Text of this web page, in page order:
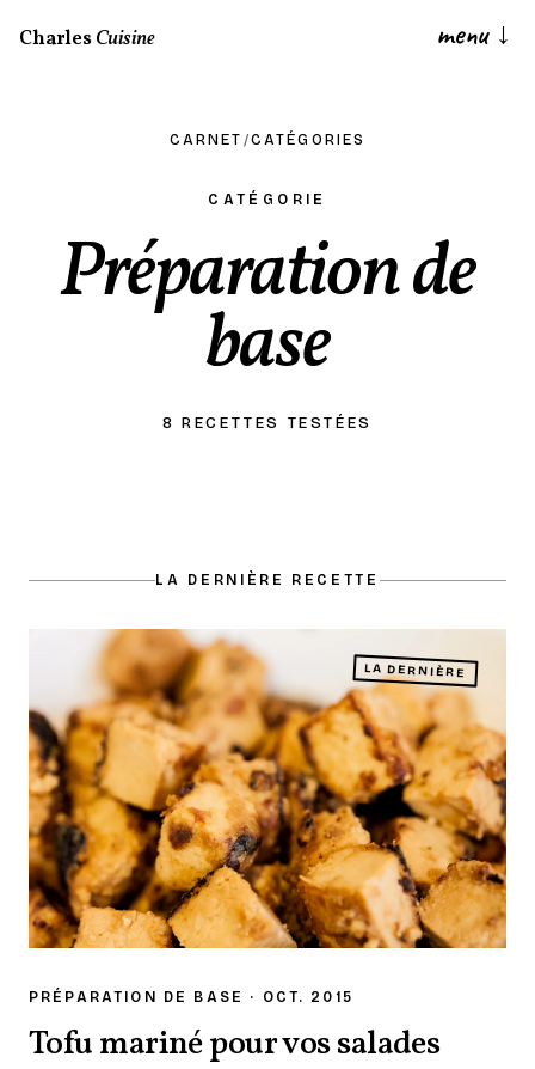
CharlesCuisine menu ↓
CARNET /CATÉGORIES
CATÉGORIE
Préparation de
base
8 RECETTES TESTÉES
LA DERNIÈRE RECETTE
LA DERNIÈRE
PRÉPARATION DE BASE · OCT. 2015
Tofu mariné pour vos salades